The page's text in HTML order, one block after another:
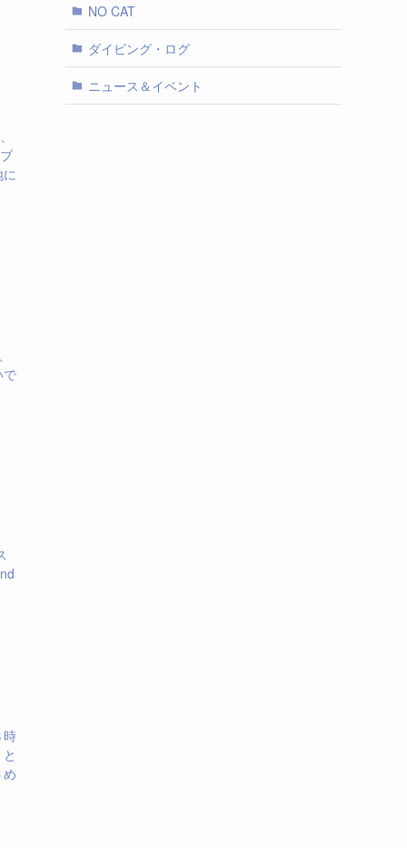
で
時
NO CAT
ダイビング・ログ
ニュース＆イベント